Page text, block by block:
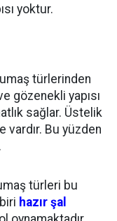
yoktur.
türlerinden
gözenekli yapısı
sağlar. Üstelik
vardır. Bu yüzden
türleri bu
hazır şal